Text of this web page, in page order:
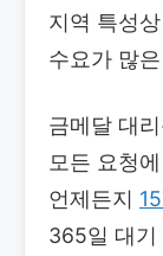
지역 특성
수요가 많
금메달 대
모든 요청
언제든지
365일 대기